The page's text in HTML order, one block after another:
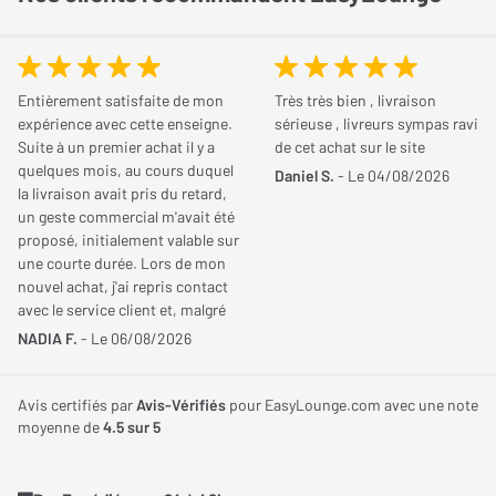
plus performant.
Bras de lecture en fibre de carbone avec
technologie ATS
Le bras de lecture en fibre de carbone de la TT-3 Plus assure une
rigidité maximale, offrant une reproduction sonore précise et
sans distorsion. La technologie ATS (Anti-Torsion System),
exclusive à Argon Audio, élimine les résonances internes
causées par la torsion du bras. Cela se traduit par une lecture
stable et une meilleure extraction des détails sonores de vos
Cellule Ortofon 2M Red pour une qualité sonore
Fournie d'origine avec la platine, la cellule Ortofon 2M Red est
Connectique
Sorties audio RCA Fixe x 1
Dimensions et poids
Largeur
Poids
Entièrement satisfaite de mon
expérience avec cette enseigne.
Suite à un premier achat il y a
quelques mois, au cours duquel
la livraison avait pris du retard,
un geste commercial m'avait été
proposé, initialement valable sur
une courte durée. Lors de mon
nouvel achat, j'ai repris contact
avec le service client et, malgré
le changement d'interlocuteur et
commercial a pu être maintenu.
Une équipe aimable,
NADIA F. - Le 06/08/2026
Très très bien , livraison
sérieuse , livreurs sympas ravi
de cet achat sur le site
Daniel S. - Le 04/08/2026
Avis certifiés parAvis-Vérifiés pour EasyLounge.com avec une note
moyenne de4.5sur 5